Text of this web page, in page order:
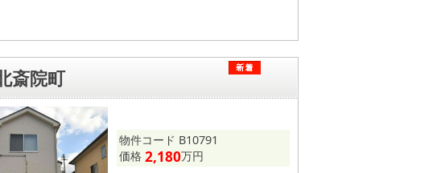
斎院町
物件コード B10791
価格 2,180万円